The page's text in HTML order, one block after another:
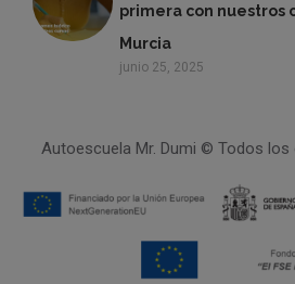
primera con nuestros
Murcia
junio 25, 2025
Autoescuela Mr. Dumi © Todos